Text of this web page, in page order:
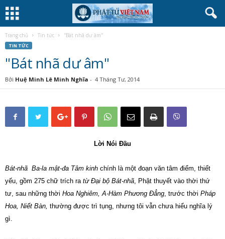
Trang chủ Tin tức ''Bát nhã dư âm''
TIN TỨC
''Bát nhã dư âm''
Bởi Huệ Minh Lê Minh Nghĩa - 4 Tháng Tư, 2014
Lời Nói Đầu
Bát-nhã Ba-la mật-đa Tâm kinh chính là một đoạn văn tâm điểm, thiết
yếu, gồm 275 chữ trích ra từ Đại bộ Bát-nhã, Phật thuyết vào thời thứ
tư, sau những thời Hoa Nghiêm, A-Hàm Phương Đẳng, trước thời Pháp
Hoa, Niết Bàn, thường được trì tụng, nhưng tôi vẫn chưa hiểu nghĩa lý
gì.